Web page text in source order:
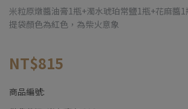
米粒原燉醬油膏1瓶+濁水琥珀常鹽1瓶+花麻醬1
提袋顏色為紅色，為柴火意象
NT$815
商品編號: